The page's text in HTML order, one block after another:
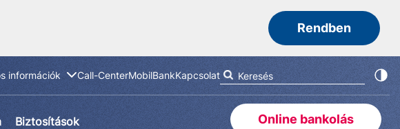
Rendben
információk Call-CenterMobilBankKapcsolat
Biztosítások Online bankolás